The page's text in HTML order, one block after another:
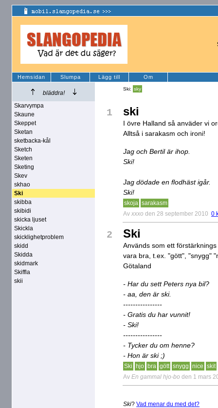
Hemsidan Slumpa Lägg till Om
bläddra!
Skarvympa
Skaune
Skeppet
Sketan
sketbacka-kål
Sketch
Sketen
Sketing
Skev
skhao
Ski
skibba
skibidi
skicka ljuset
Skickla
skicklighetproblem
skidd
Skidda
skidmark
Skiffla
skii
Ski: sky
1 ski
I övre Halland så anväder vi
Alltså i sarakasm och ironi!
Jag och Bertil är ihop.
Ski!
Jag dödade en flodhäst igår.
Ski!
skoja sarakasm
Av xxxo den 28 september 2010 0
2 Ski
Används som ett
vara bra, t.ex. "gött", "snygg"
Götaland
- Har du sett Peters nya bil?
- aa, den är ski.
----------------
- Gratis du har vunnit!
- Ski!
----------------
- Tycker du om henne?
- Hon är ski ;)
Ski hjo bra gött snygg nice skit
Av En gammal hjo-bo den 1 mars
Ski? Vad menar du med det?